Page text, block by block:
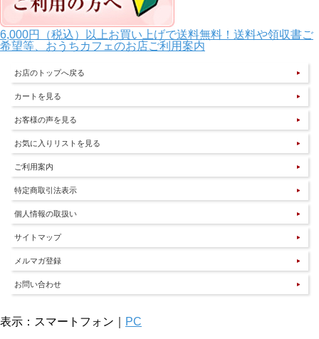
6,000円（税込）以上お買い上げで送料無料！送料や領収書ご
希望等、おうちカフェのお店ご利用案内
お店のトップへ戻る
カートを見る
お客様の声を見る
お気に入りリストを見る
ご利用案内
特定商取引法表示
個人情報の取扱い
サイトマップ
メルマガ登録
お問い合わせ
表示：スマートフォン｜
PC